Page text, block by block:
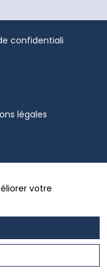
confidentialité
légales
votre